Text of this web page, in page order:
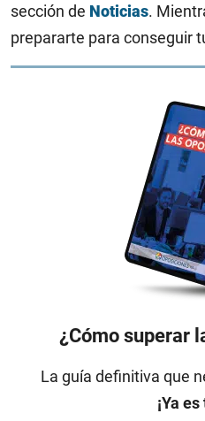
sección de Noticias.
prepararte para conseguir
¿Cómo superar
La guía definitiva que
¡Ya